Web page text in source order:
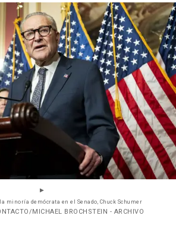
minoría demócrata en el Senado, Chuck Schumer
MICHAEL BROCHSTEIN - ARCHIVO